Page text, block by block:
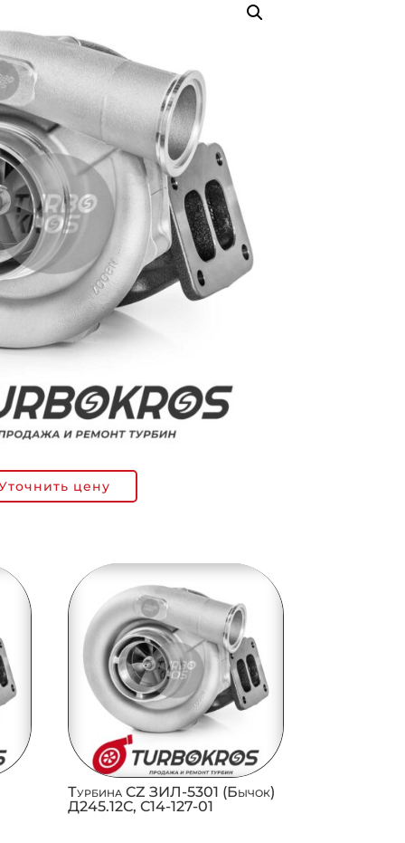
цену
Турбина CZ ЗИЛ-5301 (Бычок)
Д245.12С, C14-127-01